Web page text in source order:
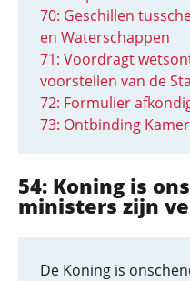
70: Geschillen
en Waterschappen
71: Voordragt
voorstellen van de
72: Formulier
73: Ontbinding
54: Koning is
ministers zijn
De Koning is